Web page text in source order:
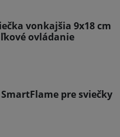
vonkajšia 9x18 cm
ovládanie
pre sviečky